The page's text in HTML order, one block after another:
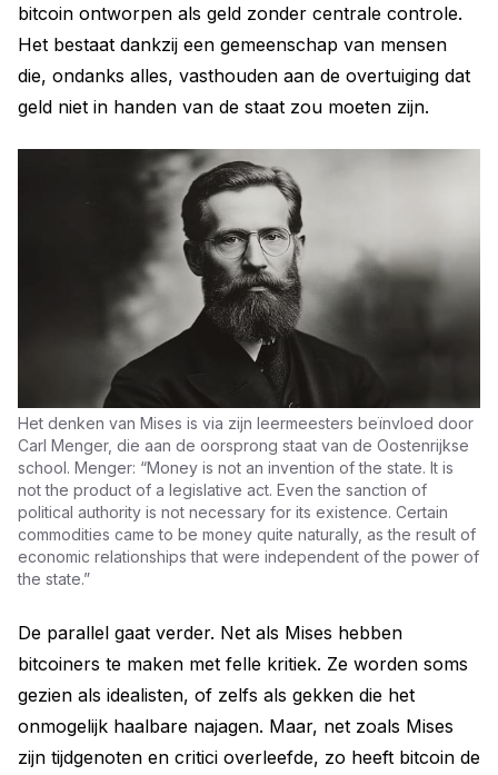
bitcoin ontworpen als geld zonder centrale controle.
Het bestaat dankzij een gemeenschap van mensen
die, ondanks alles, vasthouden aan de overtuiging dat
geld niet in handen van de staat zou moeten zijn.
Het denken van Mises is via zijn leermeesters beïnvloed door
Carl Menger, die aan de oorsprong staat van de Oostenrijkse
school. Menger: “Money is not an invention of the state. It is
not the product of a legislative act. Even the sanction of
political authority is not necessary for its existence. Certain
commodities came to be money quite naturally, as the result of
economic relationships that were independent of the power of
the state.”
De parallel gaat verder. Net als Mises hebben
bitcoiners te maken met felle kritiek. Ze worden soms
gezien als idealisten, of zelfs als gekken die het
onmogelijk haalbare najagen. Maar, net zoals Mises
zijn tijdgenoten en critici overleefde, zo heeft bitcoin de